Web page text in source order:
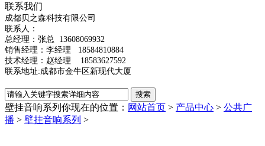
联系我们
成都贝之森科技有限公司
联系人：
总经理： 张总 13608069932
销售经理：李经理 18584810884
技术经理：赵经理 18583627592
联系地址:成都市金牛区新现代大厦
壁挂音响系列 你现在的位置： 网站首页 > 产品中心 > 公共广
播 > 壁挂音响系列 >